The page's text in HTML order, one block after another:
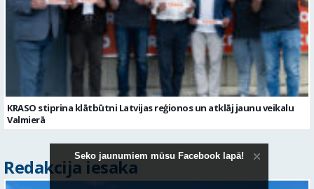
Seko jaunumiem mūsu Facebook lapā!